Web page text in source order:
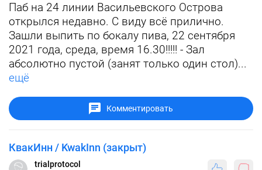
Паб на 24 линии Васильевского Острова
открылся недавно. С виду всё прилично.
Зашли выпить по бокалу пива, 22 сентября
2021 года, среда, время 16.30!!!!! - Зал
абсолютно пустой (занят только один стол)...
ещё
Комментировать
КвакИнн / KwakInn (закрыт)
trialprotocol